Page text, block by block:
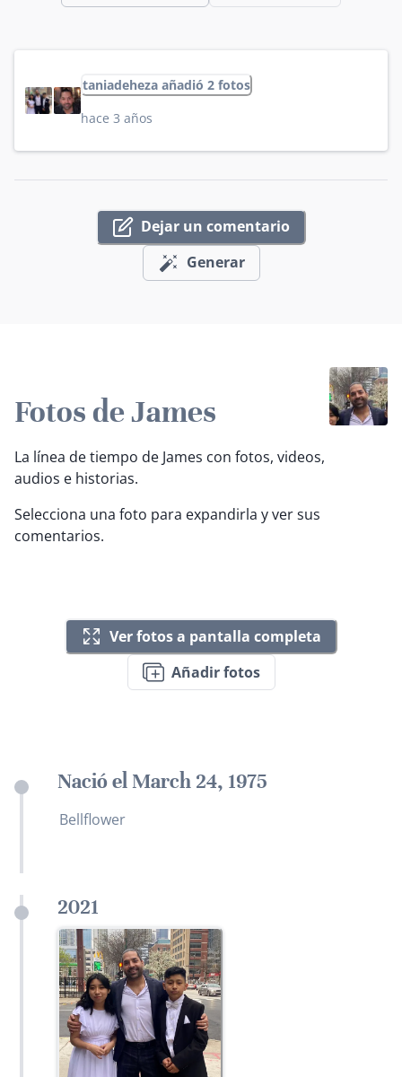
taniadeheza añadió 2 fotos
hace 3 años
Dejar un comentario
Generar
Fotos de James
La línea de tiempo de James con fotos, videos,
audios e historias.
Selecciona una foto para expandirla y ver sus
comentarios.
Ver fotos a pantalla completa
Añadir fotos
Nació el March 24, 1975
Bellflower
2021